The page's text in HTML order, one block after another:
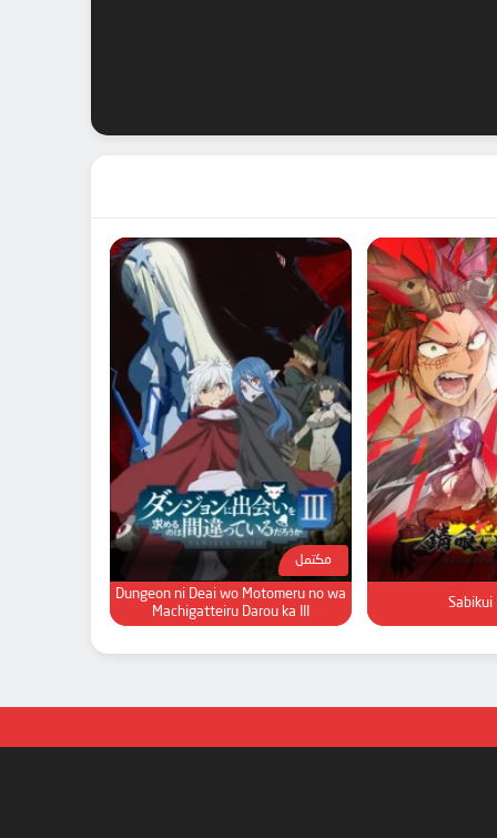
Sabikui
مكتمل
Dungeon ni Deai wo Motomeru no wa
Machigatteiru Darou ka III